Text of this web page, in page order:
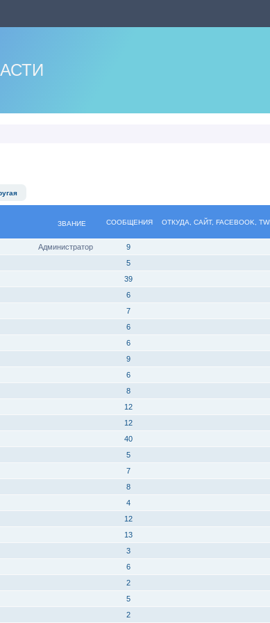
ЗВАНИЕ СООБЩЕНИЯ ОТКУДА, САЙТ, FACEBOOK,
Администратор 9
5
39
6
7
6
6
9
6
8
12
12
40
5
7
8
4
12
13
3
6
2
5
2